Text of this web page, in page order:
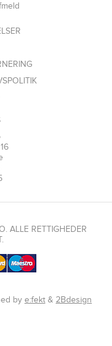
ALLE RETTIGHEDER
by e:fekt & 2Bdesign